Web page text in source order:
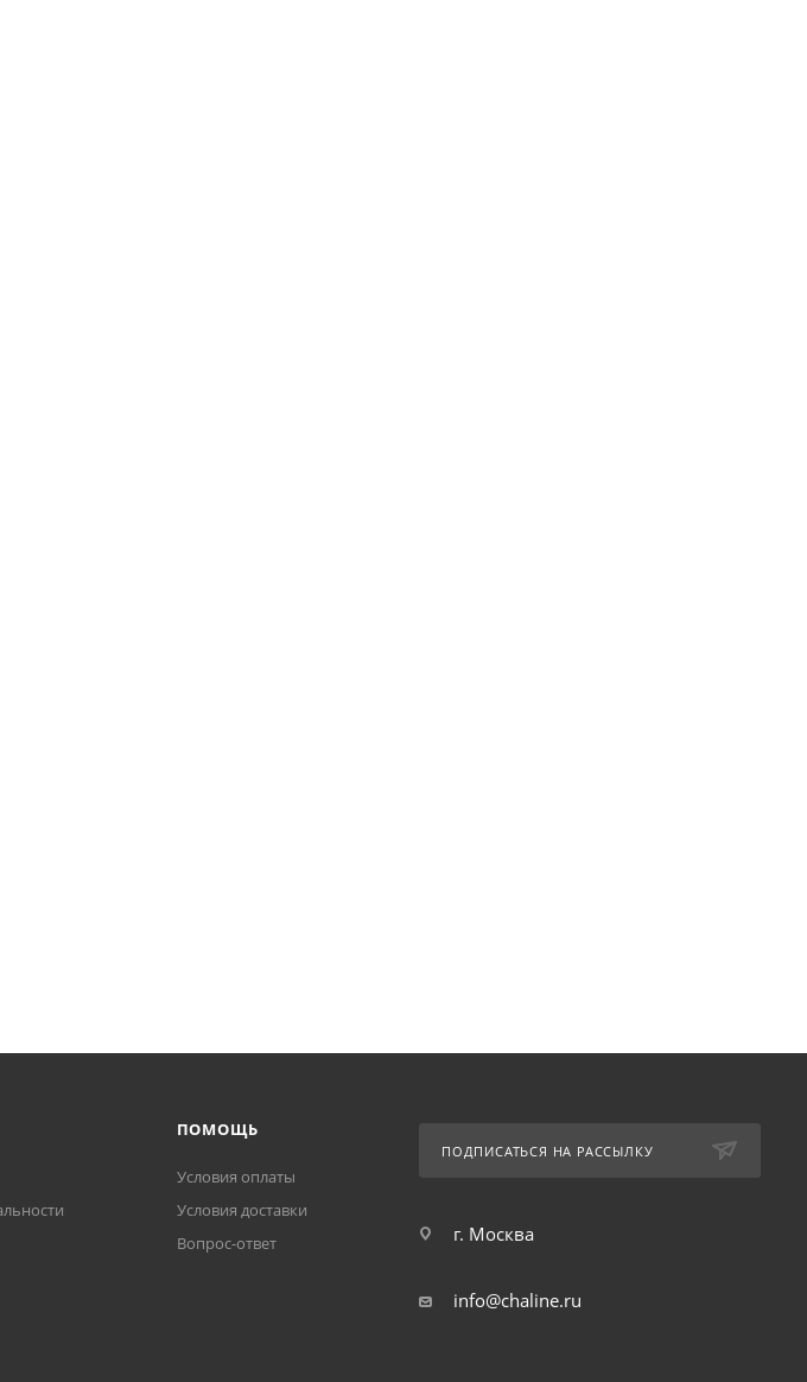
ПОМОЩЬ
Условия оплаты
Условия доставки
Вопрос-ответ
ПОДПИСАТЬСЯ НА РАССЫЛКУ
г. Москва
info@chaline.ru